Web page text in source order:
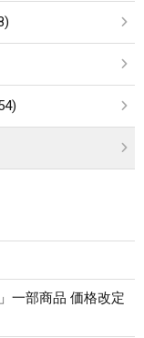
一部商品 価格改定